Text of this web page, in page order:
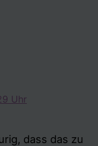
Uhr
dass das zu